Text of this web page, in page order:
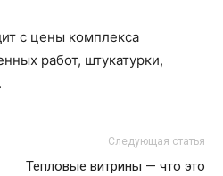
с цены комплекса
работ, штукатурки,
Следующая статья
Тепловые витрины — что это